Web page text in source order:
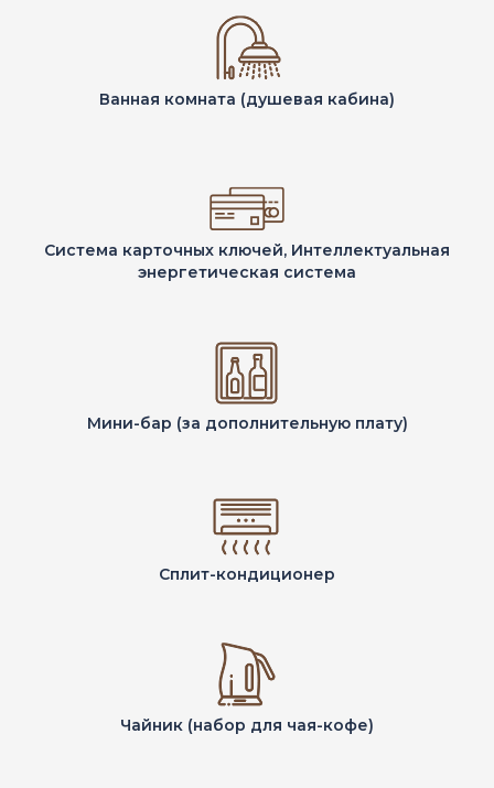
Ванная комната (душевая кабина)
Система карточных ключей, Интеллектуальная
энергетическая система
Мини-бар (за дополнительную плату)
Сплит-кондиционер
Чайник (набор для чая-кофе)